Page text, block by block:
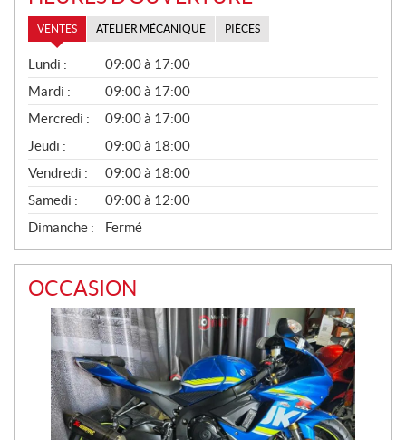
VENTES ATELIER MÉCANIQUE PIÈCES
V
E
N
T
E
S
Lundi :
09:00 à 17:00
Mardi :
09:00 à 17:00
Mercredi :
09:00 à 17:00
Jeudi :
09:00 à 18:00
Vendredi :
09:00 à 18:00
Samedi :
09:00 à 12:00
Dimanche :
Fermé
OCCASION